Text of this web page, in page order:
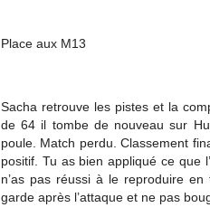
Place aux M13
Sacha retrouve les pistes et la
de 64 il tombe de nouveau sur
poule. Match perdu. Classement
positif. Tu as bien appliqué ce que
n’as pas réussi à le reproduire
garde après l’attaque et ne pas